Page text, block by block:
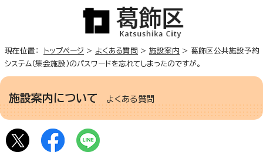
現在位置： トップページ > よくある質問 > 施設案内 > 葛飾区公共施設予約
システム（集会施設）のパスワードを忘れてしまったのですが。
施設案内について よくある質問